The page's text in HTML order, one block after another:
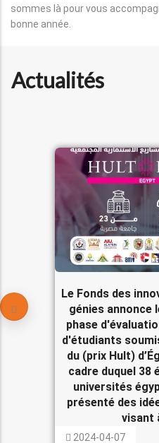
sommes là pour vous
bonne année.
Actualités
Le Fonds des
génies annonce
phase
d'étudiants
du (prix Hult)
cadre duquel 38
universités
présenté des
visant
2024-04-07